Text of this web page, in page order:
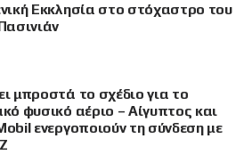
Εκκλησία στο στόχαστρο του
μπροστά το σχέδιο για το
φυσικό αέριο – Αίγυπτος και
ενεργοποιούν τη σύνδεση με